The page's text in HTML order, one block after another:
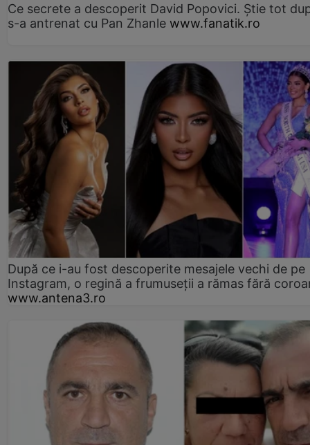
Ce secrete a descoperit David Popovici. Știe tot
s-a antrenat cu Pan Zhanle www.fanatik.ro
După ce i-au fost descoperite mesajele vechi de pe
Instagram, o regină a frumuseții a rămas fără
www.antena3.ro